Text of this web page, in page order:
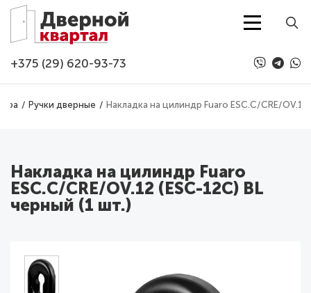
Перейти к основному содержанию
+375 (29) 620-93-73
Ручки дверные Накладка на цилиндр Fuaro ESC.C/CRE/
Накладка на цилиндр Fuaro
ESC.C/CRE/OV.12 (ESC-12C) BL
черный (1 шт.)